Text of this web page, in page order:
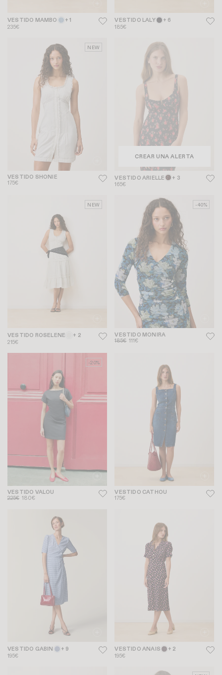
VESTIDO MAMBO + 1
235€
VESTIDO LALY + 6
185€
NEW
VESTIDO SHONIE
175€
CREAR UNA ALERTA
VESTIDO ARIELLE + 3
165€
NEW
VESTIDO ROSELENE + 2
215€
-40%
VESTIDO MONIRA
185€ 111€
-20%
VESTIDO VALOU
225€ 180€
VESTIDO CATHOU
175€
VESTIDO GABIN + 9
195€
VESTIDO ANAIS + 2
195€